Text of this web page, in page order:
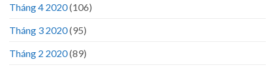
Tháng 4 2020(106)
Tháng 3 2020(95)
Tháng 2 2020(89)